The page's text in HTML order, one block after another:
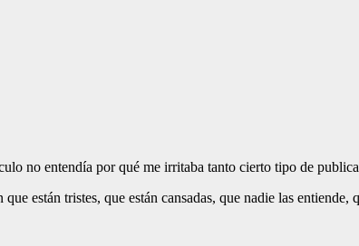
no entendía por qué me irritaba tanto cierto tipo de
están tristes, que están cansadas, que nadie las